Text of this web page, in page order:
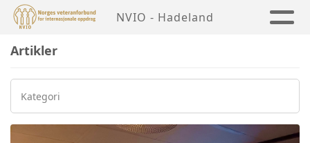
NVIO - Hadeland
Artikler
Kategori